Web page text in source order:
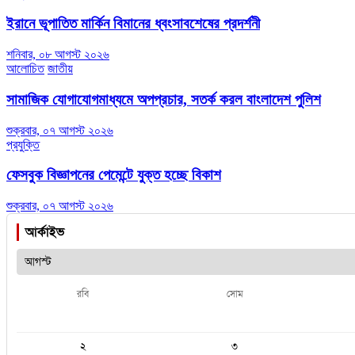
ইরানে ভূপাতিত মার্কিন বিমানের ধ্বংসাবশেষের প্রদর্শনী
শনিবার, ০৮ আগস্ট ২০২৬
আলোচিত জাতীয়
সামাজিক যোগাযোগমাধ্যমে অপপ্রচার, সতর্ক করল বাংলাদেশ পুলিশ
শুক্রবার, ০৭ আগস্ট ২০২৬
প্রযুক্তি
ফেসবুক বিজ্ঞাপনের পেমেন্টে যুক্ত হচ্ছে বিকাশ
শুক্রবার, ০৭ আগস্ট ২০২৬
আর্কাইভ
রবি সোম
২
৩